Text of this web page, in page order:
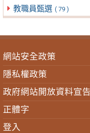
教職員甄選 ( 79 )
網站安全政策
隱私權政策
政府網站開放資料宣告
正體字
登入